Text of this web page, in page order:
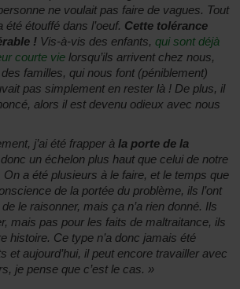
ne voulait pas faire de vagues. Tout
été étouffé dans l’oeuf. Cette tolérance
! Vis-à-vis des enfants, qui sont déjà
courte vie lorsqu’ils arrivent chez nous,
familles, qui nous font (péniblement)
pas simplement en rester là ! De plus, il
alors il est devenu odieux avec nous
j’ai été frapper à la porte de la
un échelon plus haut que celui de notre
a été plusieurs à le faire, et le temps que
de la portée du problème, ils l’ont
le raisonner, mais ça n’a rien donné. Ils
mais pas pour les faits de maltraitance, ils
histoire. Ce type n’a donc jamais été
et aujourd’hui, il peut encore travailler avec
je pense que c’est le cas. »